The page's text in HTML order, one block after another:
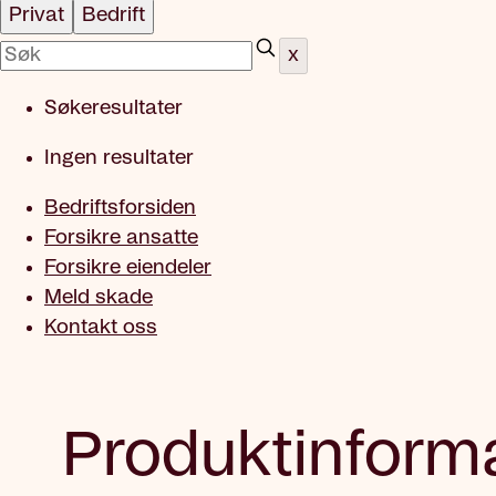
Privat
Bedrift
x
Søkeresultater
Ingen resultater
Bedriftsforsiden
Forsikre ansatte
Forsikre eiendeler
Meld skade
Kontakt oss